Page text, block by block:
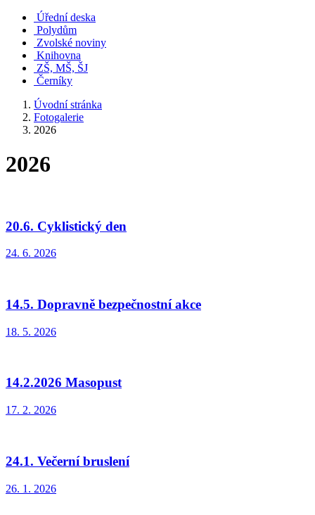
Úřední deska
Polydům
Zvolské noviny
Knihovna
ZŠ, MŠ, ŠJ
Černíky
Úvodní stránka
Fotogalerie
2026
2026
20.6. Cyklistický den
24. 6. 2026
14.5. Dopravně bezpečnostní akce
18. 5. 2026
14.2.2026 Masopust
17. 2. 2026
24.1. Večerní bruslení
26. 1. 2026